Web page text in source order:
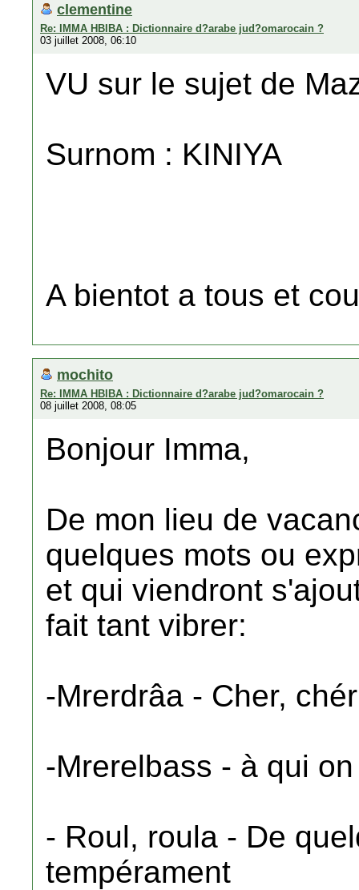
clementine
Re: IMMA HBIBA : Dictionnaire d?arabe jud?omarocain ?
03 juillet 2008, 06:10
VU sur le sujet de
Surnom : KINIYA
A bientot a tous et
mochito
Re: IMMA HBIBA : Dictionnaire d?arabe jud?omarocain ?
08 juillet 2008, 08:05
Bonjour Imma,
De mon lieu de
quelques mots ou
et qui viendront
fait tant vibrer:
-Mrerdrâa - Cher,
-Mrerelbass - à qui
- Roul, roula - De
tempérament